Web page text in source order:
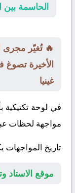
الحاسمة بين
🔥 تُغيّر مجرى
الأخيرة تصوغ
غينيا
في لوحة تكتيكية
مواجهة لحظات
تاريخ
موقع الاستاد